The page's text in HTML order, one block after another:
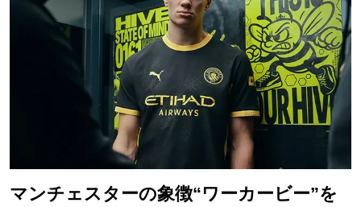
マンチェスターの象徴“ワーカービー”を